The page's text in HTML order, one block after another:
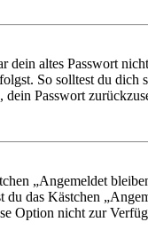
altes Passwort
So solltest du dich
Passwort
„Angemeldet
das Kästchen
Option nicht zur